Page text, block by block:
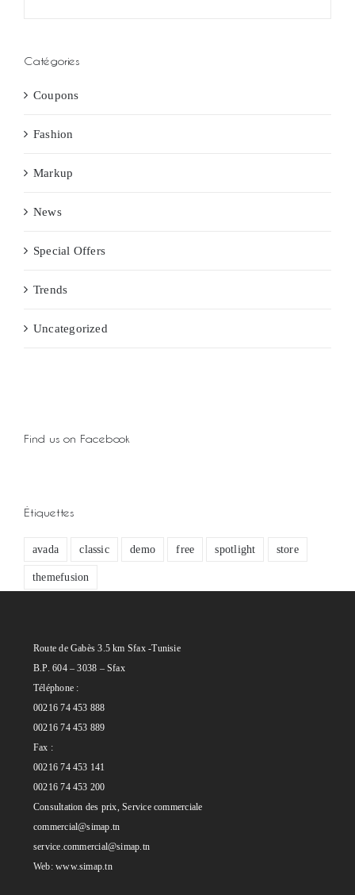
Catégories
Coupons
Fashion
Markup
News
Special Offers
Trends
Uncategorized
Find us on Facebook
Étiquettes
avada classic demo free spotlight store
themefusion
Route de Gabès 3.5 km Sfax -Tunisie
B.P. 604 – 3038 – Sfax
Téléphone :
00216 74 453 888
00216 74 453 889
Fax :
00216 74 453 141
00216 74 453 200
Consultation des prix, Service commerciale
commercial@simap.tn
service.commercial@simap.tn
Web:www.simap.tn